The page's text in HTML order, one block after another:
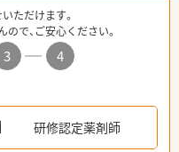
ただけます。
で、ご安心ください。
3
4
研修認定薬剤師